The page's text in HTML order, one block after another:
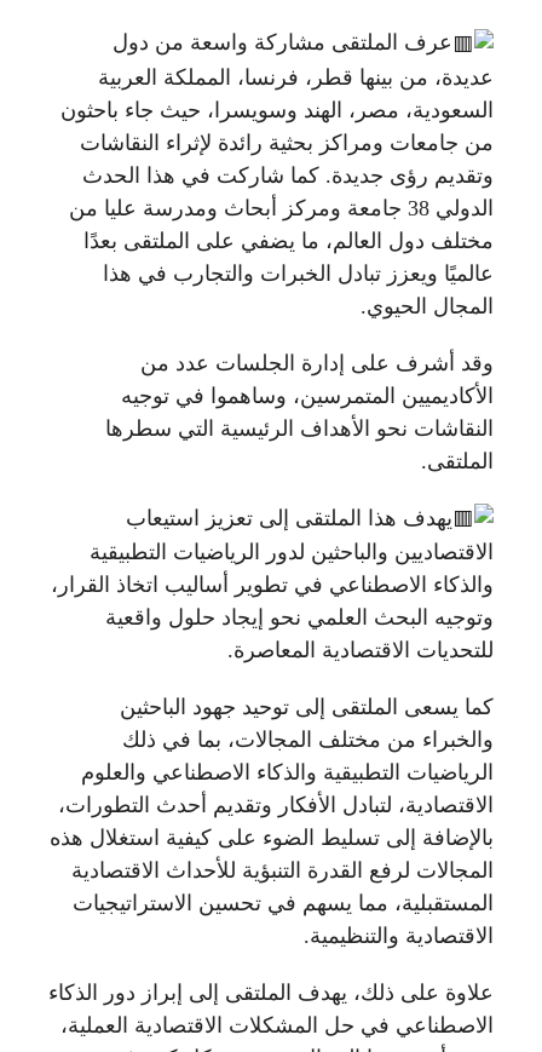
عرف الملتقى مشاركة واسعة من دول
عديدة، من بينها قطر، فرنسا، المملكة العربية
السعودية، مصر، الهند وسويسرا، حيث جاء باحثون
من جامعات ومراكز بحثية رائدة لإثراء النقاشات
وتقديم رؤى جديدة. كما شاركت في هذا الحدث
الدولي 38 جامعة ومركز أبحاث ومدرسة عليا من
مختلف دول العالم، ما يضفي على الملتقى بعدًا
عالميًا ويعزز تبادل الخبرات والتجارب في هذا
المجال الحيوي.
وقد أشرف على إدارة الجلسات عدد من
الأكاديميين المتمرسين، وساهموا في توجيه
النقاشات نحو الأهداف الرئيسية التي سطرها
الملتقى.
يهدف هذا الملتقى إلى تعزيز استيعاب
الاقتصاديين والباحثين لدور الرياضيات التطبيقية
والذكاء الاصطناعي في تطوير أساليب اتخاذ القرار،
وتوجيه البحث العلمي نحو إيجاد حلول واقعية
للتحديات الاقتصادية المعاصرة.
كما يسعى الملتقى إلى توحيد جهود الباحثين
والخبراء من مختلف المجالات، بما في ذلك
الرياضيات التطبيقية والذكاء الاصطناعي والعلوم
الاقتصادية، لتبادل الأفكار وتقديم أحدث التطورات،
بالإضافة إلى تسليط الضوء على كيفية استغلال هذه
المجالات لرفع القدرة التنبؤية للأحداث الاقتصادية
المستقبلية، مما يسهم في تحسين الاستراتيجيات
الاقتصادية والتنظيمية.
علاوة على ذلك، يهدف الملتقى إلى إبراز دور الذكاء
الاصطناعي في حل المشكلات الاقتصادية العملية،